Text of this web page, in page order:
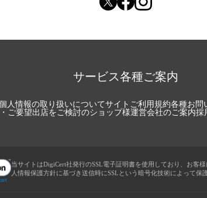
サービス各種ご案内
人情報の取り扱いについてサイトご利用規約各種お問
ご要望出店をご検討のショップ様運営会社のご案内採
当サイトはDigiCert社発行のSSL電子証明書を使用しており、お客
人情報保護方針に基づき送信時にSSLという暗号化技術によって保